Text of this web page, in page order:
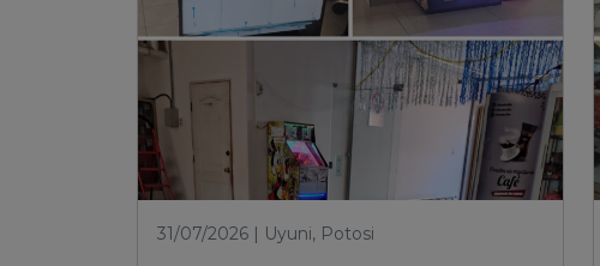
31/07/2026 | Uyuni, Potosi